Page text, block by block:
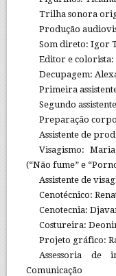
Trilha sonora
Produção
Som direto: Igor
Editor e
Decupagem:
Primeira
Segundo
Preparação
Assistente de
Visagismo:
(“Não fume” e
Assistente de
Cenotécnico:
Cenotecnia:
Costureira:
Projeto gráfico:
Assessoria de
Comunicação